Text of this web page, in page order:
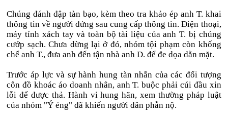
Chúng đánh đập tàn bạo, kèm theo tra khảo ép anh T. khai
thông tin về người đứng sau cung cấp thông tin. Điện thoại,
máy tính xách tay và toàn bộ tài liệu của anh T. bị chúng
cướp sạch. Chưa dừng lại ở đó, nhóm tội phạm còn khống
chế anh T., đưa anh đến tận nhà anh D. để đe dọa dằn mặt.
Trước áp lực và sự hành hung tàn nhẫn của các đối tượng
côn đồ khoác áo doanh nhân, anh T. buộc phải cúi đầu xin
lỗi để được thả. Hành vi hung hãn, xem thường pháp luật
của nhóm "Ý ẻng" đã khiến người dân phẫn nộ.